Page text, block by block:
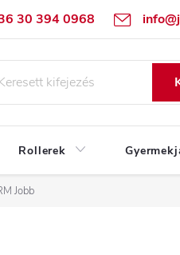
30 394 0968
Üzleti feltételek (ÁSZF)
Rollerek
Jobb